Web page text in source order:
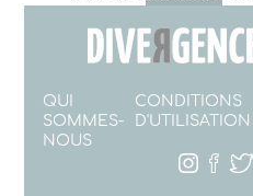
QUI
SOMMES-
NOUS
CONDITIONS
D'UTILISATION